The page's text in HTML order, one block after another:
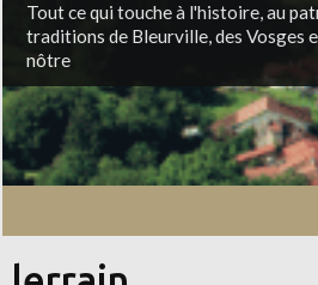
Tout ce qui touche à l'histoire, au
traditions de Bleurville, des Vosges
nôtre